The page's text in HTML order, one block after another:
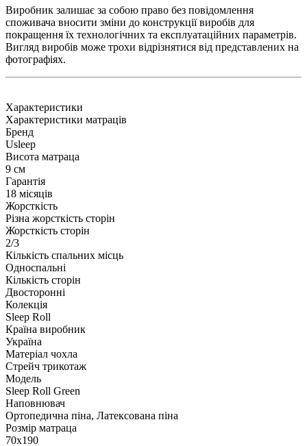
Виробник залишає за собою право без повідомлення
споживача вносити зміни до конструкції виробів для
покращення їх технологічних та експлуатаційних параметрів.
Вигляд виробів може трохи відрізнятися від представлених на
фотографіях.
Характеристики
Характеристики матраців
Бренд
Usleep
Висота матраца
9 см
Гарантія
18 місяців
Жорсткість
Різна жорсткість сторін
Жорсткість сторін
2/3
Кількість спальних місць
Односпальні
Кількість сторін
Двосторонні
Колекція
Sleep Roll
Країна виробник
Україна
Матеріал чохла
Стрейч трикотаж
Модель
Sleep Roll Green
Наповнювач
Ортопедична піна, Латексована піна
Розмір матраца
70х190